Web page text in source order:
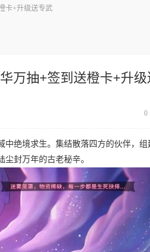
卡+升级送专武
万抽+签到送橙卡+升
0
中绝境求生。集结散落四方的伙伴，组
封万年的古老秘辛。